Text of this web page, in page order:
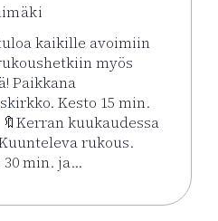
Keskuskirkossa 2.6.–7.8.
kaikille avoimiin
myös
Paikkana
Kesto 15 min.
kuukaudessa
rukous.
30 min. ja…
tapahtumasta Kesän